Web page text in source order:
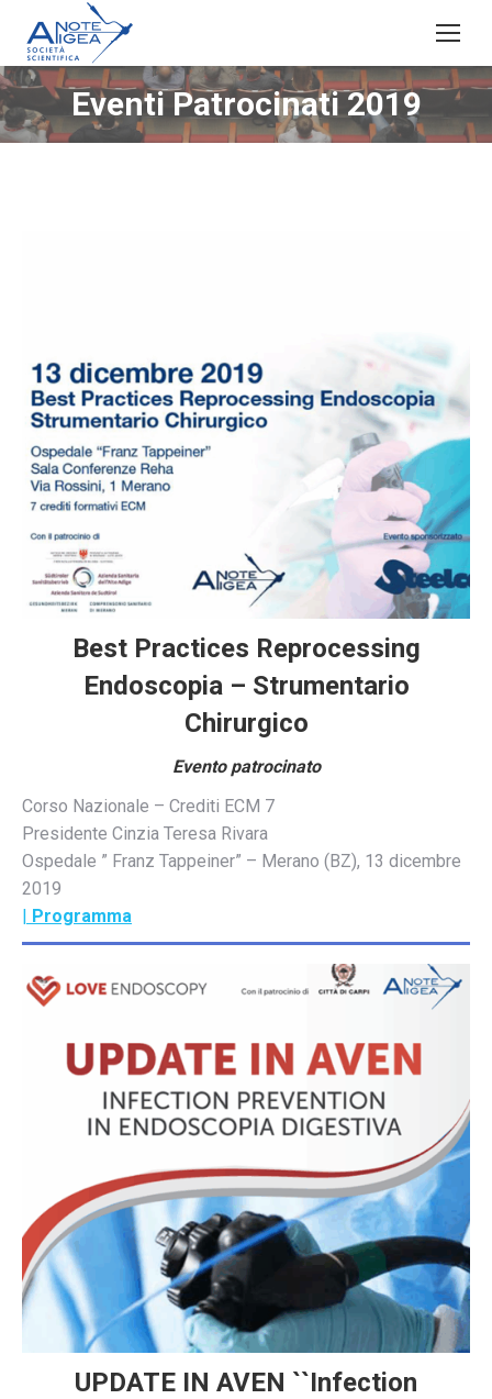
Eventi Patrocinati 2019
Best Practices Reprocessing
Endoscopia – Strumentario
Chirurgico
Evento patrocinato
Corso Nazionale – Crediti ECM 7
Presidente Cinzia Teresa Rivara
Ospedale ” Franz Tappeiner” – Merano (BZ), 13 dicembre
2019
Programma
UPDATE IN AVEN ``Infection